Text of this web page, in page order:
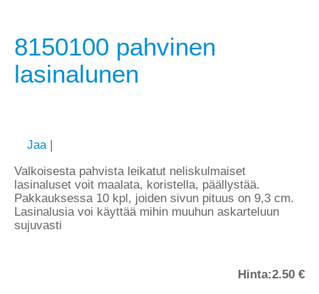
8150100 pahvinen
lasinalunen
Jaa |
Valkoisesta pahvista leikatut neliskulmaiset
lasinaluset voit maalata, koristella, päällystää.
Pakkauksessa 10 kpl, joiden sivun pituus on 9,3 cm.
Lasinalusia voi käyttää mihin muuhun askarteluun
sujuvasti
Hinta:2.50 €